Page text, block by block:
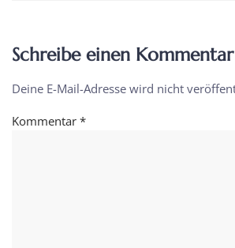
Schreibe einen Kommentar
Deine E-Mail-Adresse wird nicht
Kommentar *